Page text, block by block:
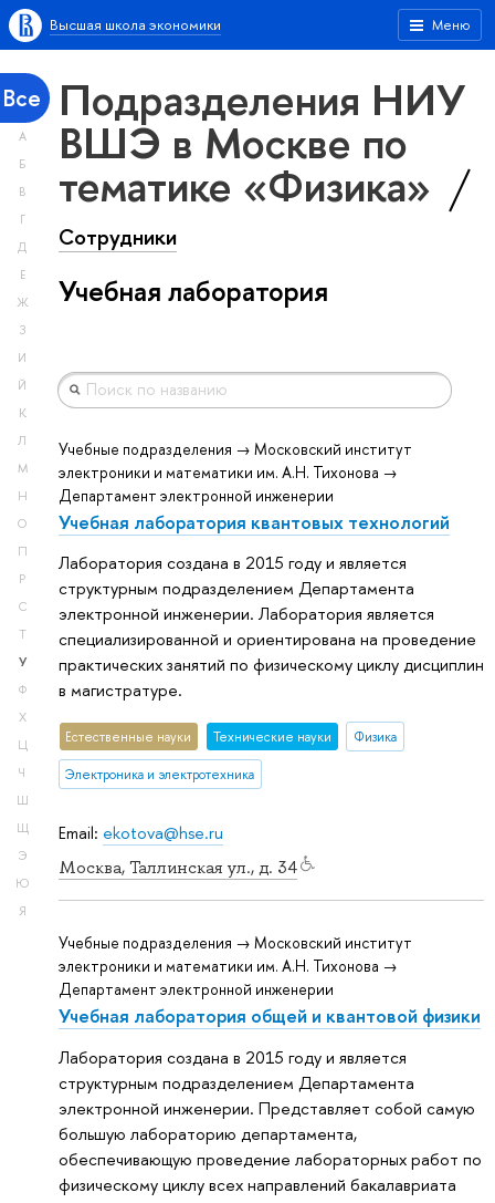
Меню
Высшая школа экономики
Все
А
Б
В
Г
Д
Е
Ж
З
И
Й
К
Л
М
Н
О
П
Р
С
Т
У
Ф
Х
Ц
Ч
Ш
Щ
Э
Ю
Я
Подразделения НИУ
ВШЭ в Москве по
тематике «Физика»
Сотрудники
Учебная лаборатория
Email: ekotova@hse.ru
Москва, Таллинская ул., д. 34
Учебные подразделения → Московский институт
электроники и математики им. А.Н. Тихонова →
Департамент электронной инженерии
Учебная лаборатория квантовых технологий
Лаборатория создана в 2015 году и является
структурным подразделением Департамента
электронной инженерии. Лаборатория является
специализированной и ориентирована на проведение
практических занятий по физическому циклу дисциплин
в магистратуре.
Естественные науки Тех­ничес­кие науки Физика
Электроника и электротехника
Учебные подразделения → Московский институт
электроники и математики им. А.Н. Тихонова →
Департамент электронной инженерии
Учебная лаборатория общей и квантовой физики
Лаборатория создана в 2015 году и является
структурным подразделением Департамента
электронной инженерии. Представляет собой самую
большую лабораторию департамента,
обеспечивающую проведение лабораторных работ по
физическому циклу всех направлений бакалавриата